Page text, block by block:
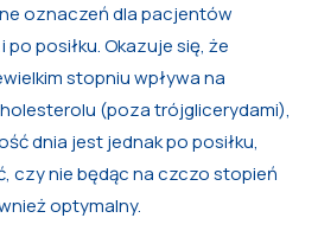
oznaczeń dla pacjentów
posiłku. Okazuje się, że
stopniu wpływa na
(poza trójglicerydami),
dnia jest jednak po posiłku,
czy nie będąc na czczo stopień
optymalny.